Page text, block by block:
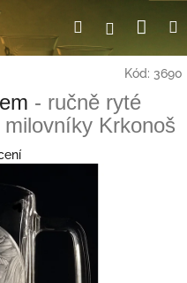
HledatPřihlášení
Kód: 3690
- ručně ryté
Krkonoš